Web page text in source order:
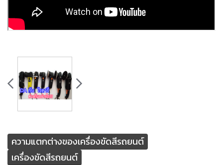
ความแตกต่างของเครื่องขัดสีรถยนต์
เครื่องขัดสีรถยนต์